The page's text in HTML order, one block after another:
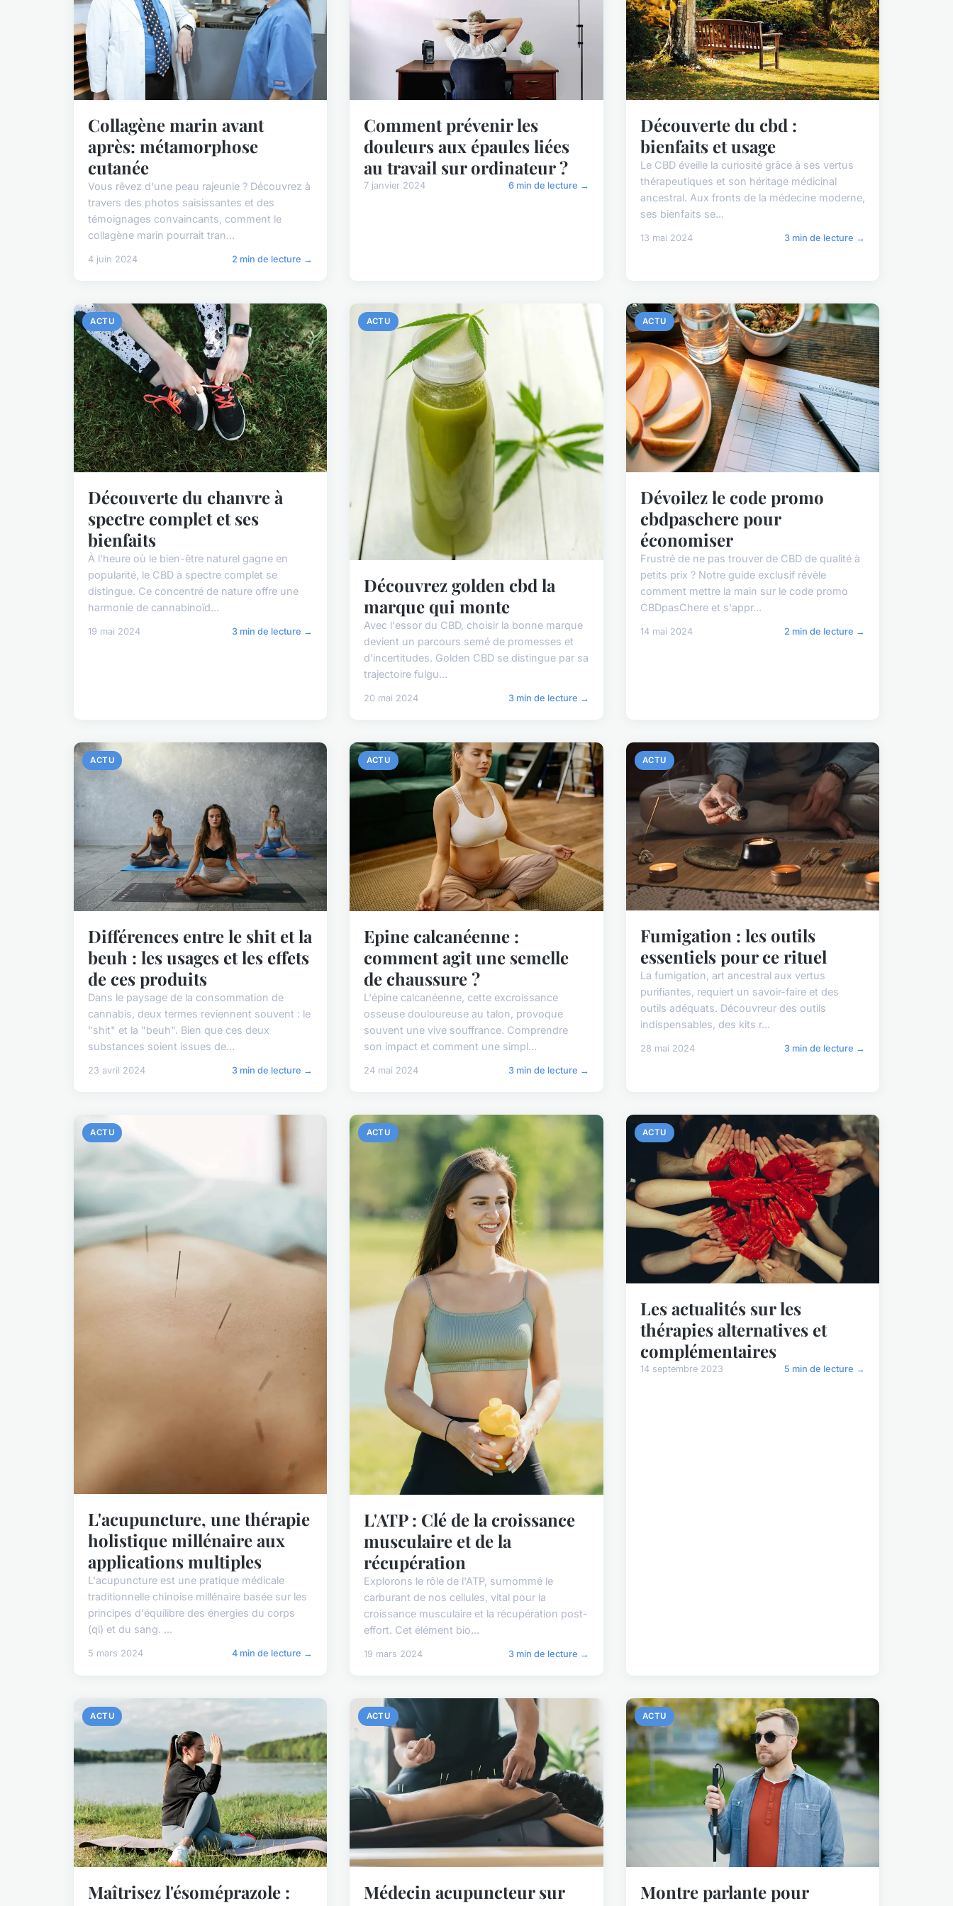
Collagène marin avant
après: métamorphose
cutanée
Vous rêvez d'une peau rajeunie ? Découvrez à
travers des photos saisissantes et des
témoignages convaincants, comment le
collagène marin pourrait tran...
4 juin 2024 2 min de lecture →
Comment prévenir les
douleurs aux épaules liées
au travail sur ordinateur ?
7 janvier 2024 6 min de lecture →
Découverte du cbd :
bienfaits et usage
Le CBD éveille la curiosité grâce à ses vertus
thérapeutiques et son héritage médicinal
ancestral. Aux fronts de la médecine moderne,
ses bienfaits se...
13 mai 2024 3 min de lecture →
ACTU
Découverte du chanvre à
spectre complet et ses
bienfaits
À l'heure où le bien-être naturel gagne en
popularité, le CBD à spectre complet se
distingue. Ce concentré de nature offre une
harmonie de cannabinoïd...
19 mai 2024 3 min de lecture →
ACTU
Découvrez golden cbd la
marque qui monte
Avec l'essor du CBD, choisir la bonne marque
devient un parcours semé de promesses et
d'incertitudes. Golden CBD se distingue par sa
trajectoire fulgu...
20 mai 2024 3 min de lecture →
ACTU
Dévoilez le code promo
cbdpaschere pour
économiser
Frustré de ne pas trouver de CBD de qualité à
petits prix ? Notre guide exclusif révèle
comment mettre la main sur le code promo
CBDpasChere et s'appr...
14 mai 2024 2 min de lecture →
ACTU
Différences entre le shit et la
beuh : les usages et les effets
de ces produits
Dans le paysage de la consommation de
cannabis, deux termes reviennent souvent : le
"shit" et la "beuh". Bien que ces deux
substances soient issues de...
23 avril 2024 3 min de lecture →
ACTU
Epine calcanéenne :
comment agit une semelle
de chaussure ?
L'épine calcanéenne, cette excroissance
osseuse douloureuse au talon, provoque
souvent une vive souffrance. Comprendre
son impact et comment une simpl...
24 mai 2024 3 min de lecture →
ACTU
Fumigation : les outils
essentiels pour ce rituel
La fumigation, art ancestral aux vertus
purifiantes, requiert un savoir-faire et des
outils adéquats. Découvreur des outils
indispensables, des kits r...
28 mai 2024 3 min de lecture →
ACTU
L'acupuncture, une thérapie
holistique millénaire aux
applications multiples
L'acupuncture est une pratique médicale
traditionnelle chinoise millénaire basée sur les
principes d'équilibre des énergies du corps
(qi) et du sang. ...
5 mars 2024 4 min de lecture →
ACTU
L'ATP : Clé de la croissance
musculaire et de la
récupération
Explorons le rôle de l'ATP, surnommé le
carburant de nos cellules, vital pour la
croissance musculaire et la récupération post-
effort. Cet élément bio...
19 mars 2024 3 min de lecture →
ACTU
Les actualités sur les
thérapies alternatives et
complémentaires
14 septembre 2023 5 min de lecture →
ACTU
Maîtrisez l'ésoméprazole :
ACTU
Médecin acupuncteur sur
ACTU
Montre parlante pour